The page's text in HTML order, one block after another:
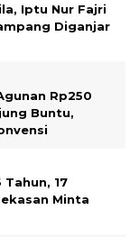
Iptu Nur Fajri
Diganjar
Rp250
Buntu,
Tahun, 17
Minta